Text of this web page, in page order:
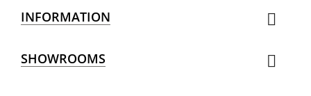
INFORMATION 
SHOWROOMS 